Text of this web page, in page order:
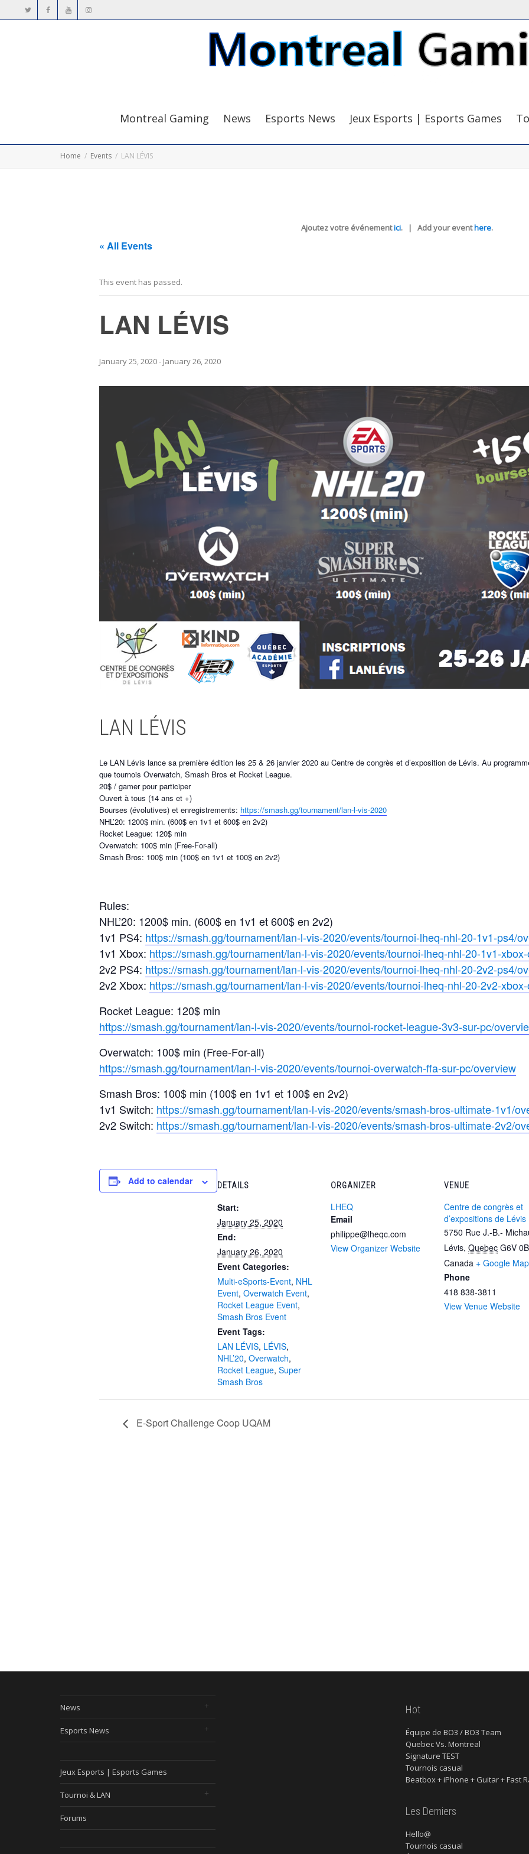
Montreal Gaming News Esports News Jeux Esports | Esports Games
Home Events LAN LÉVIS
Ajoutez votre événementici. | Add your eventhere.
« All Events
This event has passed.
LAN LÉVIS
January 25, 2020- January 26, 2020
LAN LÉVIS
Le LAN Lévis lance sa première édition les 25 & 26 janvier 2020 au Centre de congrès et d’exposition de Lévis. Au
que tournois Overwatch, Smash Bros et Rocket League.
20$ / gamer pour participer
Ouvert à tous (14 ans et +)
Bourses (évolutives) et enregistrements: https://smash.gg/tournament/lan-l-vis-2020
NHL’20: 1200$ min. (600$ en 1v1 et 600$ en 2v2)
Rocket League: 120$ min
Overwatch: 100$ min (Free-For-all)
Smash Bros: 100$ min (100$ en 1v1 et 100$ en 2v2)
Rules:
NHL’20: 1200$ min. (600$ en 1v1 et 600$ en 2v2)
1v1 PS4: https://smash.gg/tournament/lan-l-vis-2020/events/tournoi-lheq-nhl-20-1v1-ps4/
1v1 Xbox: https://smash.gg/tournament/lan-l-vis-2020/events/tournoi-lheq-nhl-20-1v1-
2v2 PS4: https://smash.gg/tournament/lan-l-vis-2020/events/tournoi-lheq-nhl-20-2v2-ps4/
2v2 Xbox: https://smash.gg/tournament/lan-l-vis-2020/events/tournoi-lheq-nhl-20-2v2-
Rocket League: 120$ min
https://smash.gg/tournament/lan-l-vis-2020/events/tournoi-rocket-league-3v3-sur-pc/
Overwatch: 100$ min (Free-For-all)
https://smash.gg/tournament/lan-l-vis-2020/events/tournoi-overwatch-ffa-sur-pc/overview
Smash Bros: 100$ min (100$ en 1v1 et 100$ en 2v2)
1v1 Switch: https://smash.gg/tournament/lan-l-vis-2020/events/smash-bros-ultimate-1v1/
2v2 Switch: https://smash.gg/tournament/lan-l-vis-2020/events/smash-bros-ultimate-2v2/
Add to calendar DETAILS
Start:
January 25, 2020
End:
January 26, 2020
Event Categories:
Multi-eSports-Event, NHL
Event, Overwatch Event,
Rocket League Event,
Smash Bros Event
Event Tags:
LAN LÉVIS, LÉVIS,
NHL’20, Overwatch,
Rocket League, Super
Smash Bros
ORGANIZER
LHEQ
Email
philippe@lheqc.com
View Organizer Website
VENUE
Centre de congrès et
d’expositions de Lévis
5750 Rue J.-B.-
Lévis, Quebec G6V
Canada + Google Map
Phone
418 838-3811
View Venue Website
E-Sport Challenge Coop UQAM
News
Esports News
Jeux Esports | Esports Games
Tournoi & LAN
Forums
Hot
Équipe de BO3 / BO3 Team
Quebec Vs. Montreal
Signature TEST
Tournois casual
Beatbox + iPhone + Guitar + Fast
Les Derniers
Hello@
Tournois casual